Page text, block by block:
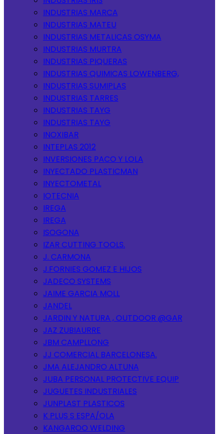
INDUSTRIAS MARCA
INDUSTRIAS MATEU
INDUSTRIAS METALICAS OSYMA
INDUSTRIAS MURTRA
INDUSTRIAS PIQUERAS
INDUSTRIAS QUIMICAS LOWENBERG,
INDUSTRIAS SUMIPLAS
INDUSTRIAS TARRES
INDUSTRIAS TAYG
INDUSTRIAS TAYG
INOXIBAR
INTEPLAS 2012
INVERSIONES PACO Y LOLA
INYECTADO PLASTICMAN
INYECTOMETAL
IOTECNIA
IREGA
IREGA
ISOGONA
IZAR CUTTING TOOLS.
J. CARMONA
J.FORNIES GOMEZ E HIJOS
JADECO SYSTEMS
JAIME GARCIA MOLL
JANDEL
JARDIN Y NATURA , OUTDOOR @GAR
JAZ ZUBIAURRE
JBM CAMPLLONG
JJ COMERCIAL BARCELONESA.
JMA ALEJANDRO ALTUNA
JUBA PERSONAL PROTECTIVE EQUIP
JUGUETES INDUSTRIALES
JUNPLAST PLASTICOS
K PLUS S ESPA/OLA
KANGAROO WELDING